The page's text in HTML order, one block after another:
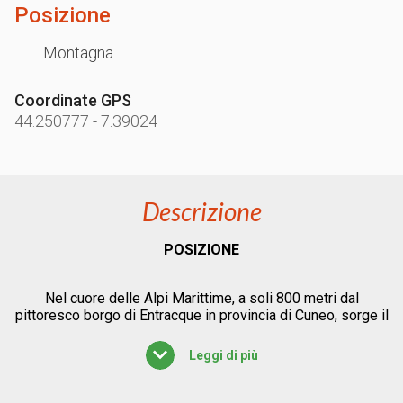
Posizione
Montagna
Coordinate GPS
44.250777 -7.39024
Descrizione
POSIZIONE
Nel cuore delle Alpi Marittime, a soli 800 metri dal
pittoresco borgo di Entracque in provincia di Cuneo, sorge il
soleggiata a 900 metri di altitudine. Questo angolo di
tranquillità piemontese si trova a pochi chilometri dal
Leggi di più